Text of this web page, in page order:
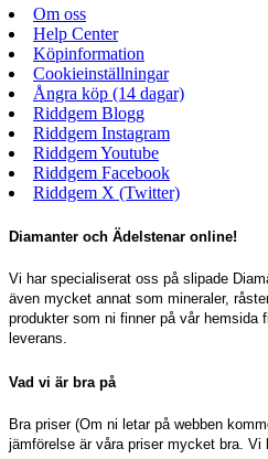
Om oss
Help Center
Köpinformation
Cookieinställningar
Ångra köp (14 dagar)
Riddgem Blogg
Riddgem Instagram
Riddgem Youtube
Riddgem Facebook
Riddgem X (Twitter)
Diamanter och Ädelstenar online!
Vi har specialiserat oss på slipade
även mycket annat som mineraler,
produkter som ni finner på vår hemsida
leverans.
Vad vi är bra på
Bra priser (Om ni letar på webben
jämförelse är våra priser mycket bra. Vi